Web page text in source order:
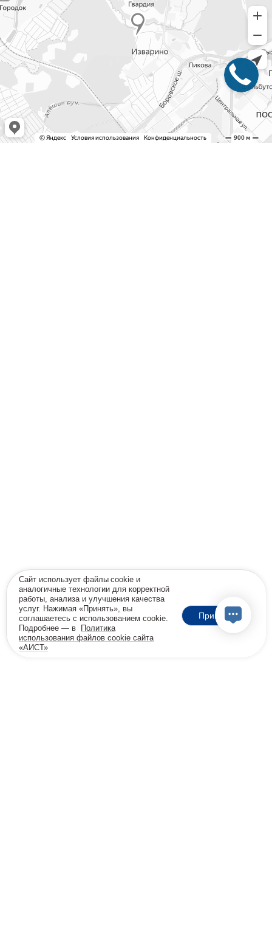
Сайт использует файлы cookie и
аналогичные технологии для корректной
работы, анализа и улучшения качества
услуг. Нажимая «Принять», вы
соглашаетесь с использованием cookie.
Подробнее — в
Политика
использования файлов cookie сайта
«АИСТ»
Принять